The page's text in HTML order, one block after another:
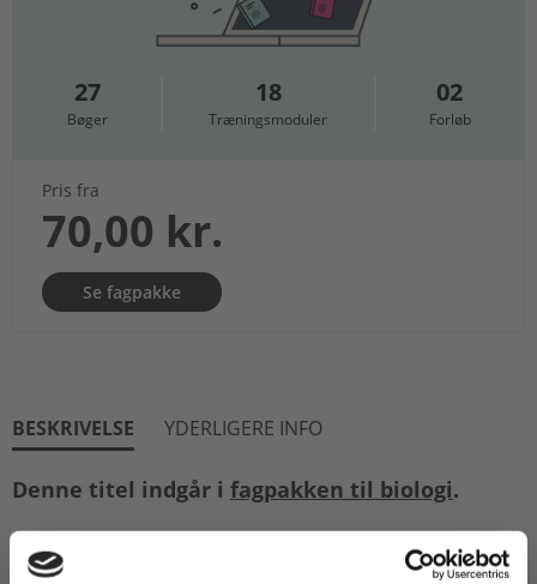
27
Bøger
18
Træningsmoduler
02
Forløb
Pris fra
70,00 kr.
Se fagpakke
BESKRIVELSE YDERLIGERE INFO
Denne titel indgår i fagpakken til biologi.
Biologi i fokus
er skrevet til undervisningen i
biologi på B-niveau og dækker læreplanernes